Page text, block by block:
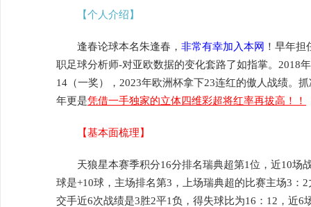
【个人介绍】
逢春论球本名朱逢春， 非常有幸加入本网 ！早年
职足球分析师-对亚欧数据的变化套路了如指掌。2018
14（一奖），2023年欧洲杯拿下23连红的傲人战绩。
年更是凭借一手独家的立体四维彩超将红率再拔高！！
【基本面梳理】
天狼星本赛季积分16分排名瑞典超第1位，近10场
球是+10球，主场排名第3，上场瑞典超的比赛主场3：
交手近6次战绩是3胜2平1负，得失球比为16：12，近6